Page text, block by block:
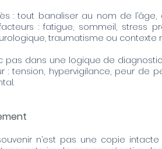
: tout banaliser au nom de
: fatigue, sommeil, stress
traumatisme ou contexte
pas dans une logique de
: tension, hypervigilance, peur de
n’est pas une copie